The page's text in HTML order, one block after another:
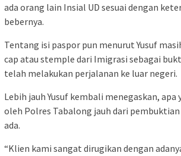
ada orang lain Insial UD sesuai dengan
bebernya.
Tentang isi paspor pun menurut Yusuf
cap atau stemple dari Imigrasi sebagai
telah melakukan perjalanan ke luar negeri.
Lebih jauh Yusuf kembali menegaskan, apa
oleh Polres Tabalong jauh dari
ada.
“Klien kami sangat dirugikan dengan